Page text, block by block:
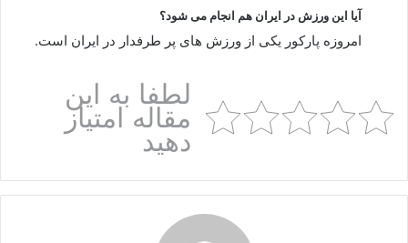
آیا این ورزش در ایران هم انجام می شود؟
امروزه پارکور یکی از ورزش های پر طرفدار در ایران است.
لطفا به این
مقاله امتیاز
دهید